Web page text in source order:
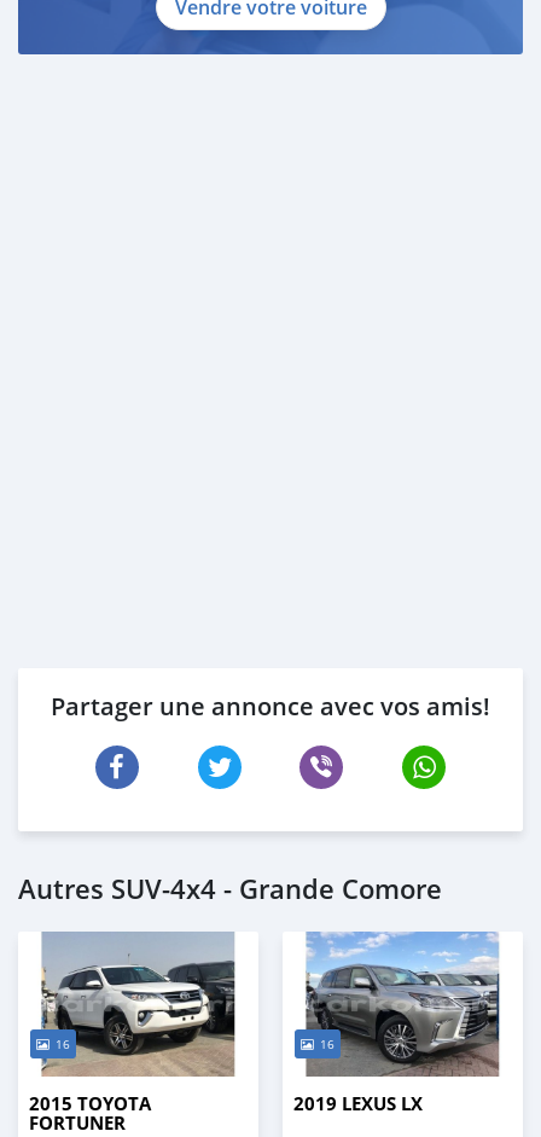
Vendre votre voiture
Partager une annonce avec vos amis!
Autres SUV‒4x4 - Grande Comore
16
2015 TOYOTA
FORTUNER
16
2019 LEXUS LX